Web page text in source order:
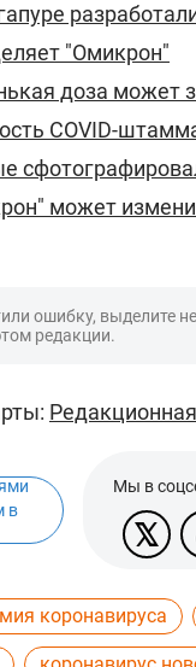
"Омикрон"
доза может
COVID-
может
ошибку, выделите
редакции.
в
Мы в
коронавируса